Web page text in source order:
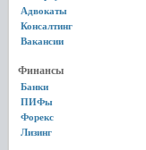
Адвокаты
Консалтинг
Вакансии
Финансы
Банки
ПИФы
Форекс
Лизинг